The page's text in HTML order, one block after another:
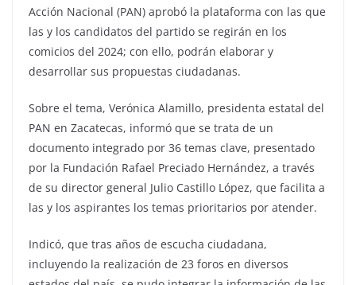
Acción Nacional (PAN) aprobó la plataforma con las que
las y los candidatos del partido se regirán en los
comicios del 2024; con ello, podrán elaborar y
desarrollar sus propuestas ciudadanas.
Sobre el tema, Verónica Alamillo, presidenta estatal del
PAN en Zacatecas, informó que se trata de un
documento integrado por 36 temas clave, presentado
por la Fundación Rafael Preciado Hernández, a través
de su director general Julio Castillo López, que facilita a
las y los aspirantes los temas prioritarios por atender.
Indicó, que tras años de escucha ciudadana,
incluyendo la realización de 23 foros en diversos